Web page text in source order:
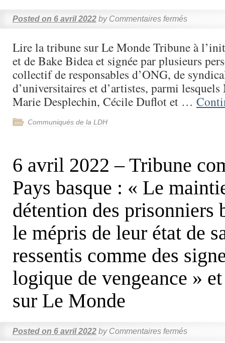
Posted on 6 avril 2022 by Commentaires fermés
Lire la tribune sur Le Monde Tribune à
et de Bake Bidea et signée par plusieurs
collectif de responsables d’ONG, de
d’universitaires et d’artistes, parmi
Marie Desplechin, Cécile Duflot et …
Communiqués de la LDH
6 avril 2022 – Tribune
Pays basque : « Le
détention des prisonniers
le mépris de leur état de
ressentis comme des
logique de vengeance »
sur Le Monde
Posted on 6 avril 2022 by Commentaires fermés